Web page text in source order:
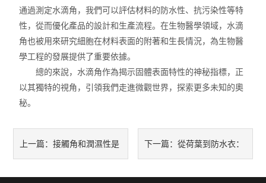
通過測定水滴角，我們可以評估材料的防水性、抗污染性等特
性，從而優化產品的設計和生產流程。在生物醫學領域，水滴
角也被用來研究細胞在材料表面的附著和生長情況，為生物醫
學工程的發展提供了重要依據。
總的來說，水滴角作為揭示固體表面特性的神秘指標，正
以其獨特的視角，引領我們走進微觀世界，探索更多未知的奧
秘。
上一篇：接觸角和潤濕性是 下一篇： 從荷葉到防水衣：